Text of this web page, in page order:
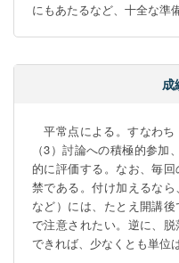
にもあたるなど、十全な準
成
平常点による。すなわち
（3）討論への積極的参
的に評価する。なお、毎
禁である。付け加えるな
など）には、たとえ開講
で注意されたい。逆に、
できれば、少なくとも単位